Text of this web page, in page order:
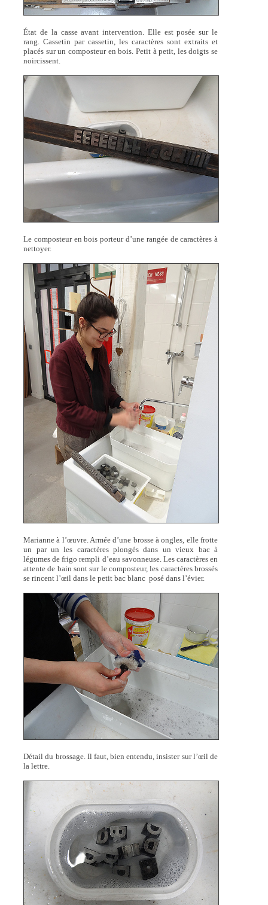
État de la casse avant intervention. Elle est posée sur le
rang. Cassetin par cassetin, les caractères sont extraits et
placés sur un composteur en bois. Petit à petit, les doigts se
noircissent.
Le composteur en bois porteur d’une rangée de caractères à
nettoyer.
Marianne à l’œuvre. Armée d’une brosse à ongles, elle frotte
un par un les caractères plongés dans un vieux bac à
légumes de frigo rempli d’eau savonneuse. Les caractères en
attente de bain sont sur le composteur, les caractères brossés
se rincent l’œil dans le petit bac blanc posé dans l’évier.
Détail du brossage. Il faut, bien entendu, insister sur l’œil de
la lettre.